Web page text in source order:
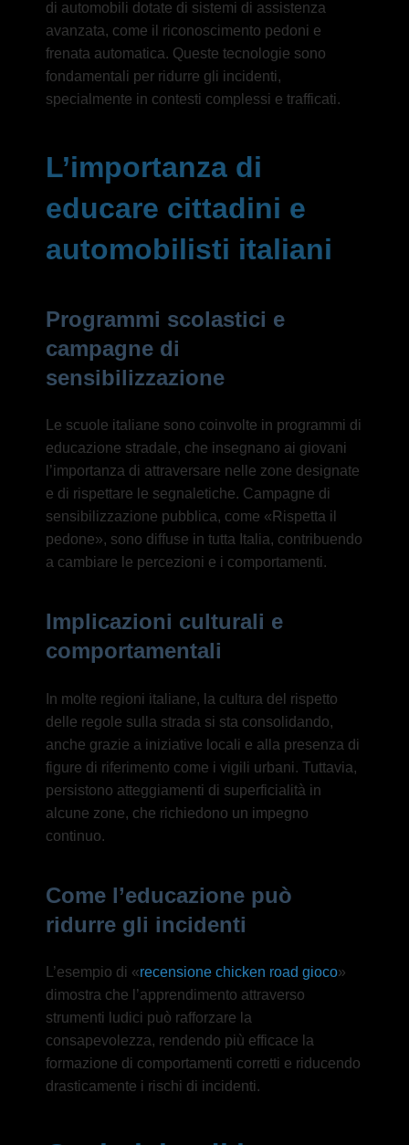
di automobili dotate di sistemi di assistenza
avanzata, come il riconoscimento pedoni e
frenata automatica. Queste tecnologie sono
fondamentali per ridurre gli incidenti,
specialmente in contesti complessi e trafficati.
L’importanza di
educare cittadini e
automobilisti italiani
Programmi scolastici e
campagne di
sensibilizzazione
Le scuole italiane sono coinvolte in programmi di
educazione stradale, che insegnano ai giovani
l’importanza di attraversare nelle zone designate
e di rispettare le segnaletiche. Campagne di
sensibilizzazione pubblica, come «Rispetta il
pedone», sono diffuse in tutta Italia, contribuendo
a cambiare le percezioni e i comportamenti.
Implicazioni culturali e
comportamentali
In molte regioni italiane, la cultura del rispetto
delle regole sulla strada si sta consolidando,
anche grazie a iniziative locali e alla presenza di
figure di riferimento come i vigili urbani. Tuttavia,
persistono atteggiamenti di superficialità in
alcune zone, che richiedono un impegno
continuo.
Come l’educazione può
ridurre gli incidenti
L’esempio di «recensione chicken road gioco»
dimostra che l’apprendimento attraverso
strumenti ludici può rafforzare la
consapevolezza, rendendo più efficace la
formazione di comportamenti corretti e riducendo
drasticamente i rischi di incidenti.